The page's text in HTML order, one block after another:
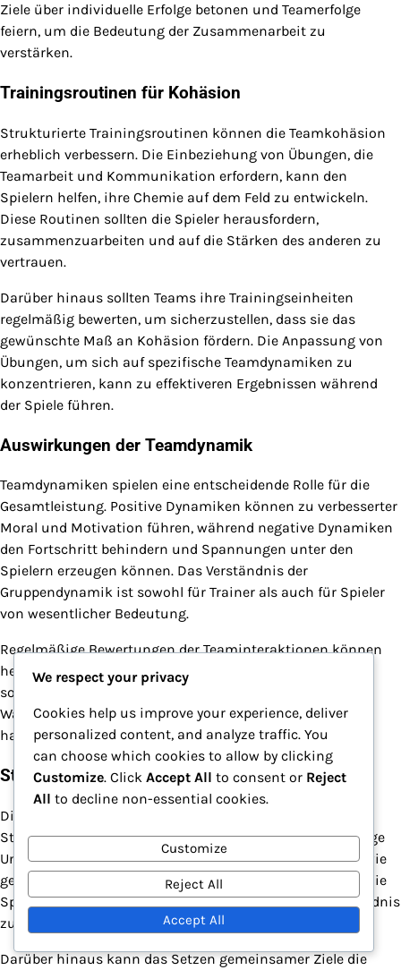
Ziele über individuelle Erfolge betonen und Teamerfolge
feiern, um die Bedeutung der Zusammenarbeit zu
verstärken.
Trainingsroutinen für Kohäsion
Strukturierte Trainingsroutinen können die Teamkohäsion
erheblich verbessern. Die Einbeziehung von Übungen, die
Teamarbeit und Kommunikation erfordern, kann den
Spielern helfen, ihre Chemie auf dem Feld zu entwickeln.
Diese Routinen sollten die Spieler herausfordern,
zusammenzuarbeiten und auf die Stärken des anderen zu
vertrauen.
Darüber hinaus sollten Teams ihre Trainingseinheiten
regelmäßig bewerten, um sicherzustellen, dass sie das
gewünschte Maß an Kohäsion fördern. Die Anpassung von
Übungen, um sich auf spezifische Teamdynamiken zu
konzentrieren, kann zu effektiveren Ergebnissen während
der Spiele führen.
Auswirkungen der Teamdynamik
Teamdynamiken spielen eine entscheidende Rolle für die
Gesamtleistung. Positive Dynamiken können zu verbesserter
Moral und Motivation führen, während negative Dynamiken
den Fortschritt behindern und Spannungen unter den
Spielern erzeugen können. Das Verständnis der
Gruppendynamik ist sowohl für Trainer als auch für Spieler
von wesentlicher Bedeutung.
Regelmäßige Bewertungen der Teaminteraktionen können
helfen, Verbesserungsbereiche zu identifizieren. Trainer
sollten Feedback von Spielern zu ihren Erfahrungen und
Wahrnehmungen der Teamdynamik ermutigen, um ein
harmonischeres Umfeld zu schaffen.
Strategien zur Verbesserung der Chemie
Die Verbesserung der Teamchemie erfordert gezielte
Strategien, die sich auf Zusammenarbeit und gegenseitige
Unterstützung konzentrieren. Teams können Praktiken wie
gepaarte Trainingseinheiten implementieren, bei denen die
Spieler eng zusammenarbeiten, um Rapport und Verständnis
zu entwickeln.
Darüber hinaus kann das Setzen gemeinsamer Ziele die
We respect your privacy
Cookies help us improve your experience, deliver
personalized content, and analyze traffic. You
can choose which cookies to allow by clicking
Customize. Click Accept All to consent or Reject
All to decline non-essential cookies.
Customize
Reject All
Accept All